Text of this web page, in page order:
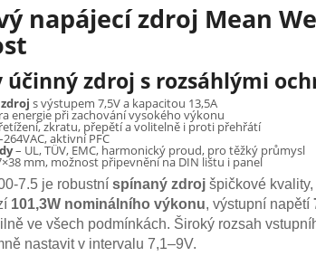
napájecí zdroj Mean
účinný zdroj s rozsáhlými
s výstupem 7,5V a kapacitou 13,5A
energie při zachování vysokého výkonu
zkratu, přepětí a volitelně i proti přehřátí
aktivní PFC
– UL, TÜV, EMC, harmonický proud, pro těžký průmysl
mm, možnost připevnění na DIN lištu i panel
7.5 je robustní spínaný zdroj špičkové
101,3W nominálního výkonu, výstupní napětí
ve všech podmínkách. Široký rozsah
nastavit v intervalu 7,1–9V.